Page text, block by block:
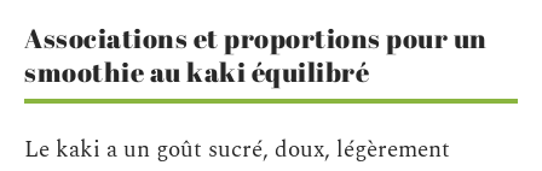
Associations et proportions pour un
smoothie au kaki équilibré
Le kaki a un goût sucré, doux, légèrement